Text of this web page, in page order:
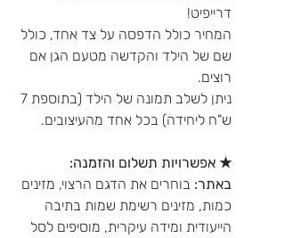
דרייפיט!
המחיר כולל הדפסה על צד אחד, כולל
שם של הילד והקדשה מטעם הגן אם
רוצים.
ניתן לשלב תמונה של הילד (בתוספת 7
ש"ח ליחידה) בכל אחד מהעיצובים.
★ אפשרויות תשלום והזמנה:
באתר: בוחרים את הדגם הרצוי, מזינים
כמות, מזינים רשימת שמות בתיבה
הייעודית ומידה עיקרית, מוסיפים לסל